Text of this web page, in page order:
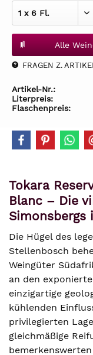
Alle
FRAGEN Z.
Artikel-Nr.:
Literpreis:
Flaschenpreis:
Tokara
Blanc – Die
Simonsbergs
Die Hügel des
Stellenbosch
Weingüter
an den
einzigartige
kühlenden
privilegierten
gleichmäßige